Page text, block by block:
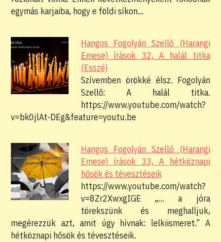
egymás karjaiba, hogy e földi síkon…
Hangos Fogolyán Szellő (Harangi
Emese) írások 32, A halál titka
(Esszé)
Szívemben örökké élsz. Fogolyán
Szellő: A halál titka.
https://www.youtube.com/watch?
v=bk0jlAt-DEg&feature=youtu.be
Hangos Fogolyán Szellő (Harangi
Emese) írások 33, A hétköznapi
hősök és tévesztéseik
https://www.youtube.com/watch?
v=8Zr2XwxgIGE „… a jóra
törekszünk és meghalljuk,
megérezzük azt, amit úgy hívnak: lelkiismeret.” A
hétköznapi hősök és tévesztéseik.